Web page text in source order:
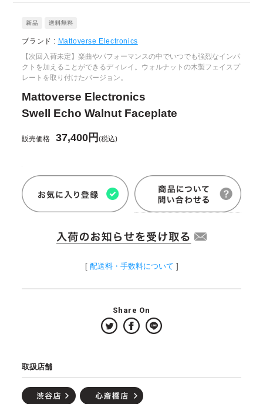
ブランド : Mattoverse Electronics
【次回入荷未定】楽曲やパフォーマンスの中でいつでも強烈なインパ
クトを加えることができるディレイ。ウォルナットの木製フェイスプ
レートを取り付けたバージョン。
Mattoverse Electronics
Swell Echo Walnut Faceplate
販売価格 37,400円(税込)
[ 配送料・手数料について ]
Share On
取扱店舗